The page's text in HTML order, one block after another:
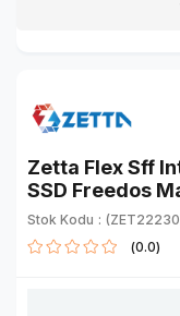
Zetta Flex Sff
SSD Freedos
Stok Kodu
0.0